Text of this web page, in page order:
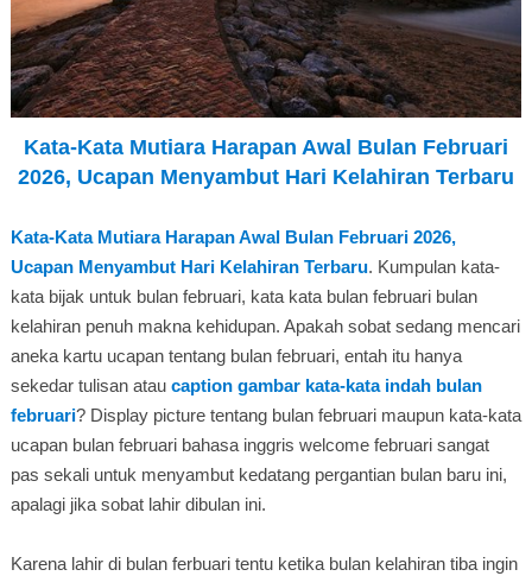
Kata-Kata Mutiara Harapan Awal Bulan Februari
2026, Ucapan Menyambut Hari Kelahiran Terbaru
Kata-Kata Mutiara Harapan Awal Bulan Februari 2026,
Ucapan Menyambut Hari Kelahiran Terbaru. Kumpulan kata-
kata bijak untuk bulan februari, kata kata bulan februari bulan
kelahiran penuh makna kehidupan. Apakah sobat sedang mencari
aneka kartu ucapan tentang bulan februari, entah itu hanya
sekedar tulisan atau caption gambar kata-kata indah bulan
februari? Display picture tentang bulan februari maupun kata-kata
ucapan bulan februari bahasa inggris welcome februari sangat
pas sekali untuk menyambut kedatang pergantian bulan baru ini,
apalagi jika sobat lahir dibulan ini.
Karena lahir di bulan ferbuari tentu ketika bulan kelahiran tiba ingin